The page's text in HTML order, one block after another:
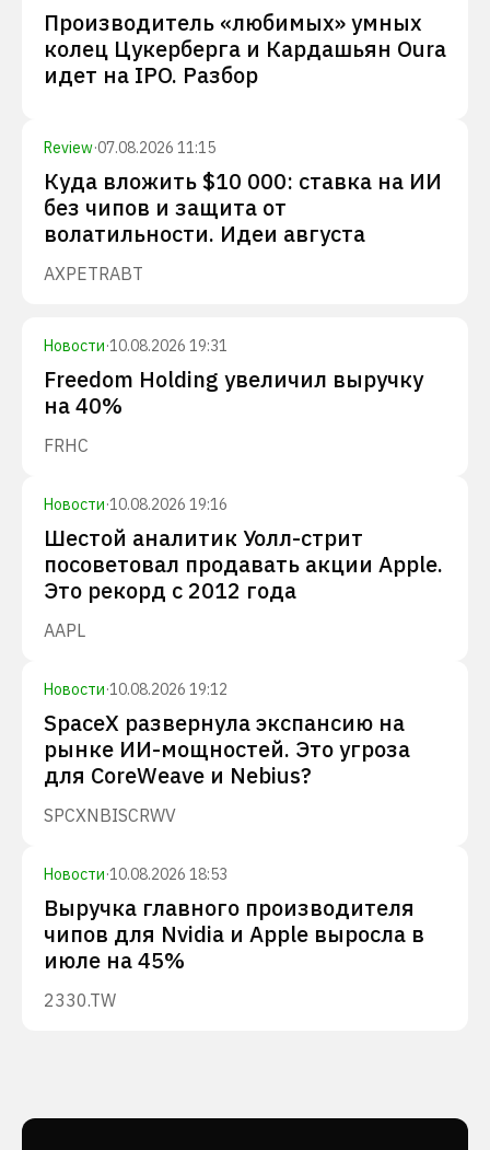
Производитель «любимых» умных
колец Цукерберга и Кардашьян Oura
идет на IPO. Разбор
Review·07.08.2026 11:15
Куда вложить $10 000: ставка на ИИ
без чипов и защита от
волатильности. Идеи августа
AXPETRABT
Новости·10.08.2026 19:31
Freedom Holding увеличил выручку
на 40%
FRHC
Новости·10.08.2026 19:16
Шестой аналитик Уолл-стрит
посоветовал продавать акции Apple.
Это рекорд с 2012 года
AAPL
Новости·10.08.2026 19:12
SpaceX развернула экспансию на
рынке ИИ-мощностей. Это угроза
для CoreWeave и Nebius?
SPCXNBISCRWV
Новости·10.08.2026 18:53
Выручка главного производителя
чипов для Nvidia и Apple выросла в
июле на 45%
2330.TW